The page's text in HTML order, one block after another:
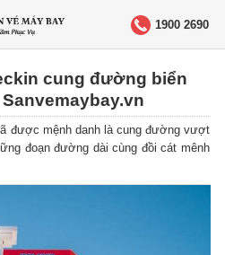
1900 2690
cung đường biển
được mệnh danh là cung đường vượt
đoạn đường dài cùng đồi cát mênh